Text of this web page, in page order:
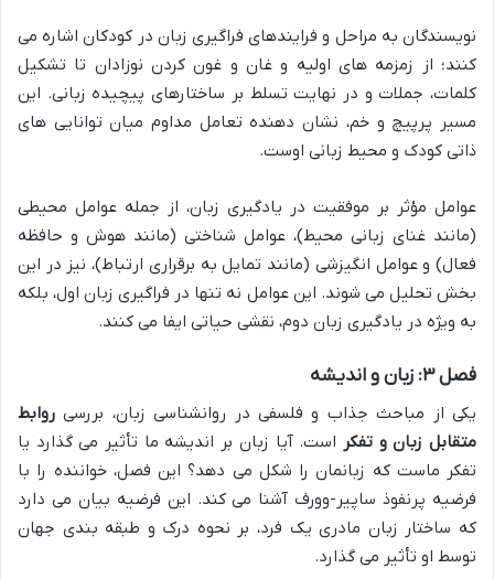
نویسندگان به مراحل و فرایندهای فراگیری زبان در کودکان اشاره می
کنند؛ از زمزمه های اولیه و غان و غون کردن نوزادان تا تشکیل
کلمات، جملات و در نهایت تسلط بر ساختارهای پیچیده زبانی. این
مسیر پرپیچ و خم، نشان دهنده تعامل مداوم میان توانایی های
ذاتی کودک و محیط زبانی اوست.
عوامل مؤثر بر موفقیت در یادگیری زبان، از جمله عوامل محیطی
(مانند غنای زبانی محیط)، عوامل شناختی (مانند هوش و حافظه
فعال) و عوامل انگیزشی (مانند تمایل به برقراری ارتباط)، نیز در این
بخش تحلیل می شوند. این عوامل نه تنها در فراگیری زبان اول، بلکه
به ویژه در یادگیری زبان دوم، نقشی حیاتی ایفا می کنند.
فصل ۳: زبان و اندیشه
یکی از مباحث جذاب و فلسفی در روانشناسی زبان، بررسی روابط
متقابل زبان و تفکر است. آیا زبان بر اندیشه ما تأثیر می گذارد یا
تفکر ماست که زبانمان را شکل می دهد؟ این فصل، خواننده را با
فرضیه پرنفوذ ساپیر-وورف آشنا می کند. این فرضیه بیان می دارد
که ساختار زبان مادری یک فرد، بر نحوه درک و طبقه بندی جهان
توسط او تأثیر می گذارد.